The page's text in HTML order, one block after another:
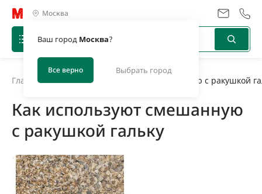
Москва
Ваш город Москва?
Все верно Выбрать город
Главная Как используют смешанную с ракушкой
Как используют смешанную
с ракушкой гальку